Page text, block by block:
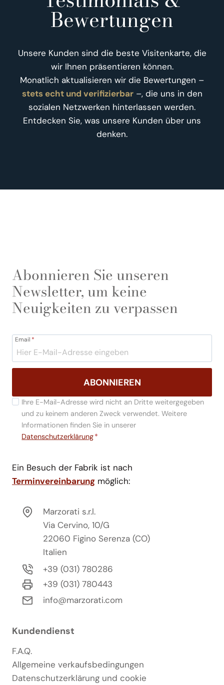
Bewertungen
Unsere Kunden sind die beste Visitenkarte, die
wir Ihnen präsentieren können.
Monatlich aktualisieren wir die Bewertungen –
stets echt und verifizierbar–, die uns in den
sozialen Netzwerken hinterlassen werden.
Entdecken Sie, was unsere Kunden über uns
denken.
Abonnieren Sie unseren
Newsletter, um keine
Neuigkeiten zu verpassen
Email *
ABONNIEREN
Ihre E-Mail-Adresse wird nicht an Dritte weitergegeben
und zu keinem anderen Zweck verwendet. Weitere
Informationen finden Sie in unserer
Datenschutzerklärung*
Ein Besuch der Fabrik ist nach
Terminvereinbarung möglich:
Marzorati s.r.l.
Via Cervino, 10/G
22060 Figino Serenza (CO)
Italien
+39 (031) 780286
+39 (031) 780443
info@marzorati.com
Kundendienst
F.A.Q.
Allgemeine verkaufsbedingungen
Datenschutzerklärung und cookie